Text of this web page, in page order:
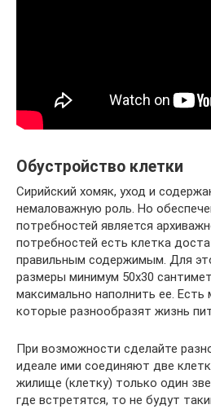
Обустройство клетки
Сирийский хомяк, уход и
немаловажную роль. Но
потребностей является
потребностей есть клетка
правильным содержимым. Для
размеры минимум 50х30
максимально наполнить ее. Есть
которые разнообразят жизнь
При возможности сделайте
идеале ими соединяют две
жилище (клетку) только один
где встретятся, то не будут